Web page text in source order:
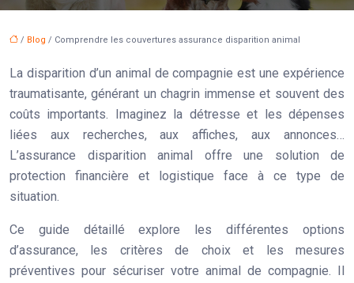
/ Blog / Comprendre les couvertures assurance disparition animal
La disparition d’un animal de compagnie est une expérience
traumatisante, générant un chagrin immense et souvent des
coûts importants. Imaginez la détresse et les dépenses
liées aux recherches, aux affiches, aux annonces…
L’assurance disparition animal offre une solution de
protection financière et logistique face à ce type de
situation.
Ce guide détaillé explore les différentes options
d’assurance, les critères de choix et les mesures
préventives pour sécuriser votre animal de compagnie. Il